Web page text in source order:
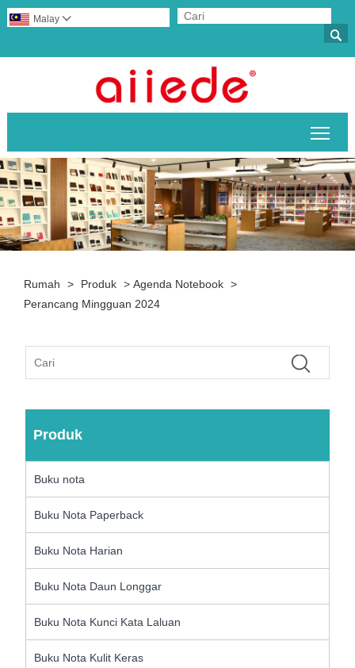

Malay 
Rumah > Produk >Agenda Notebook >
Perancang Mingguan 2024
Produk
Buku nota
Buku Nota Paperback
Buku Nota Harian
Buku Nota Daun Longgar
Buku Nota Kunci Kata Laluan
Buku Nota Kulit Keras